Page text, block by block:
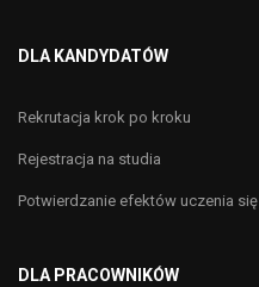
DLA KANDYDATÓW
Rekrutacja krok po kroku
Rejestracja na studia
Potwierdzanie efektów uczenia się
DLA PRACOWNIKÓW